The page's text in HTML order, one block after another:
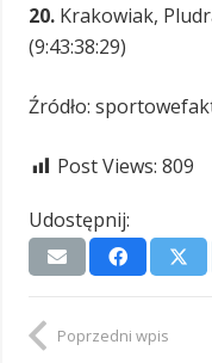
20. Krakowiak,
(9:43:38:29)
Źródło:
Post Views: 809
Udostępnij:
Poprzedni wpis